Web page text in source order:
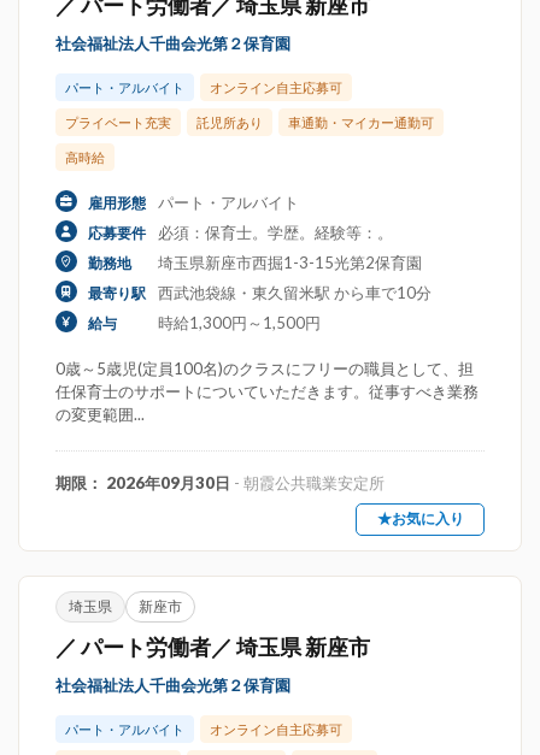
社会福祉法人千曲会光第２保育園
パート・アルバイト オンライン自主応募可
プライベート充実 託児所あり 車通勤・マイカー通勤可
高時給
雇用形態 パート・アルバイト
応募要件 必須：保育士。学歴。経験等：。
勤務地 埼玉県新座市西掘1-3-15光第2保育園
最寄り駅 西武池袋線・東久留米駅 から車で10分
給与 時給1,300円～1,500円
0歳～5歳児(定員100名)のクラスにフリーの職員として、担
任保育士のサポートについていただきます。従事すべき業務
の変更範囲...
期限： 2026年09月30日 - 朝霞公共職業安定所
★お気に入り
埼玉県 新座市
／ パート労働者／ 埼玉県 新座市
社会福祉法人千曲会光第２保育園
パート・アルバイト オンライン自主応募可